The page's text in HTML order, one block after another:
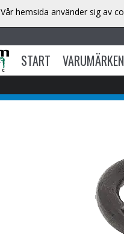
START VARUMÄRKEN
Vår hemsida använder sig av